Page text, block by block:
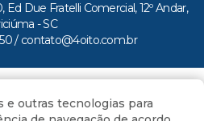
Ed Due Fratelli Comercial, 12º Andar,
- SC
/ contato@4oito.com.br
reservados ao Portal 4oito
e outras tecnologias para